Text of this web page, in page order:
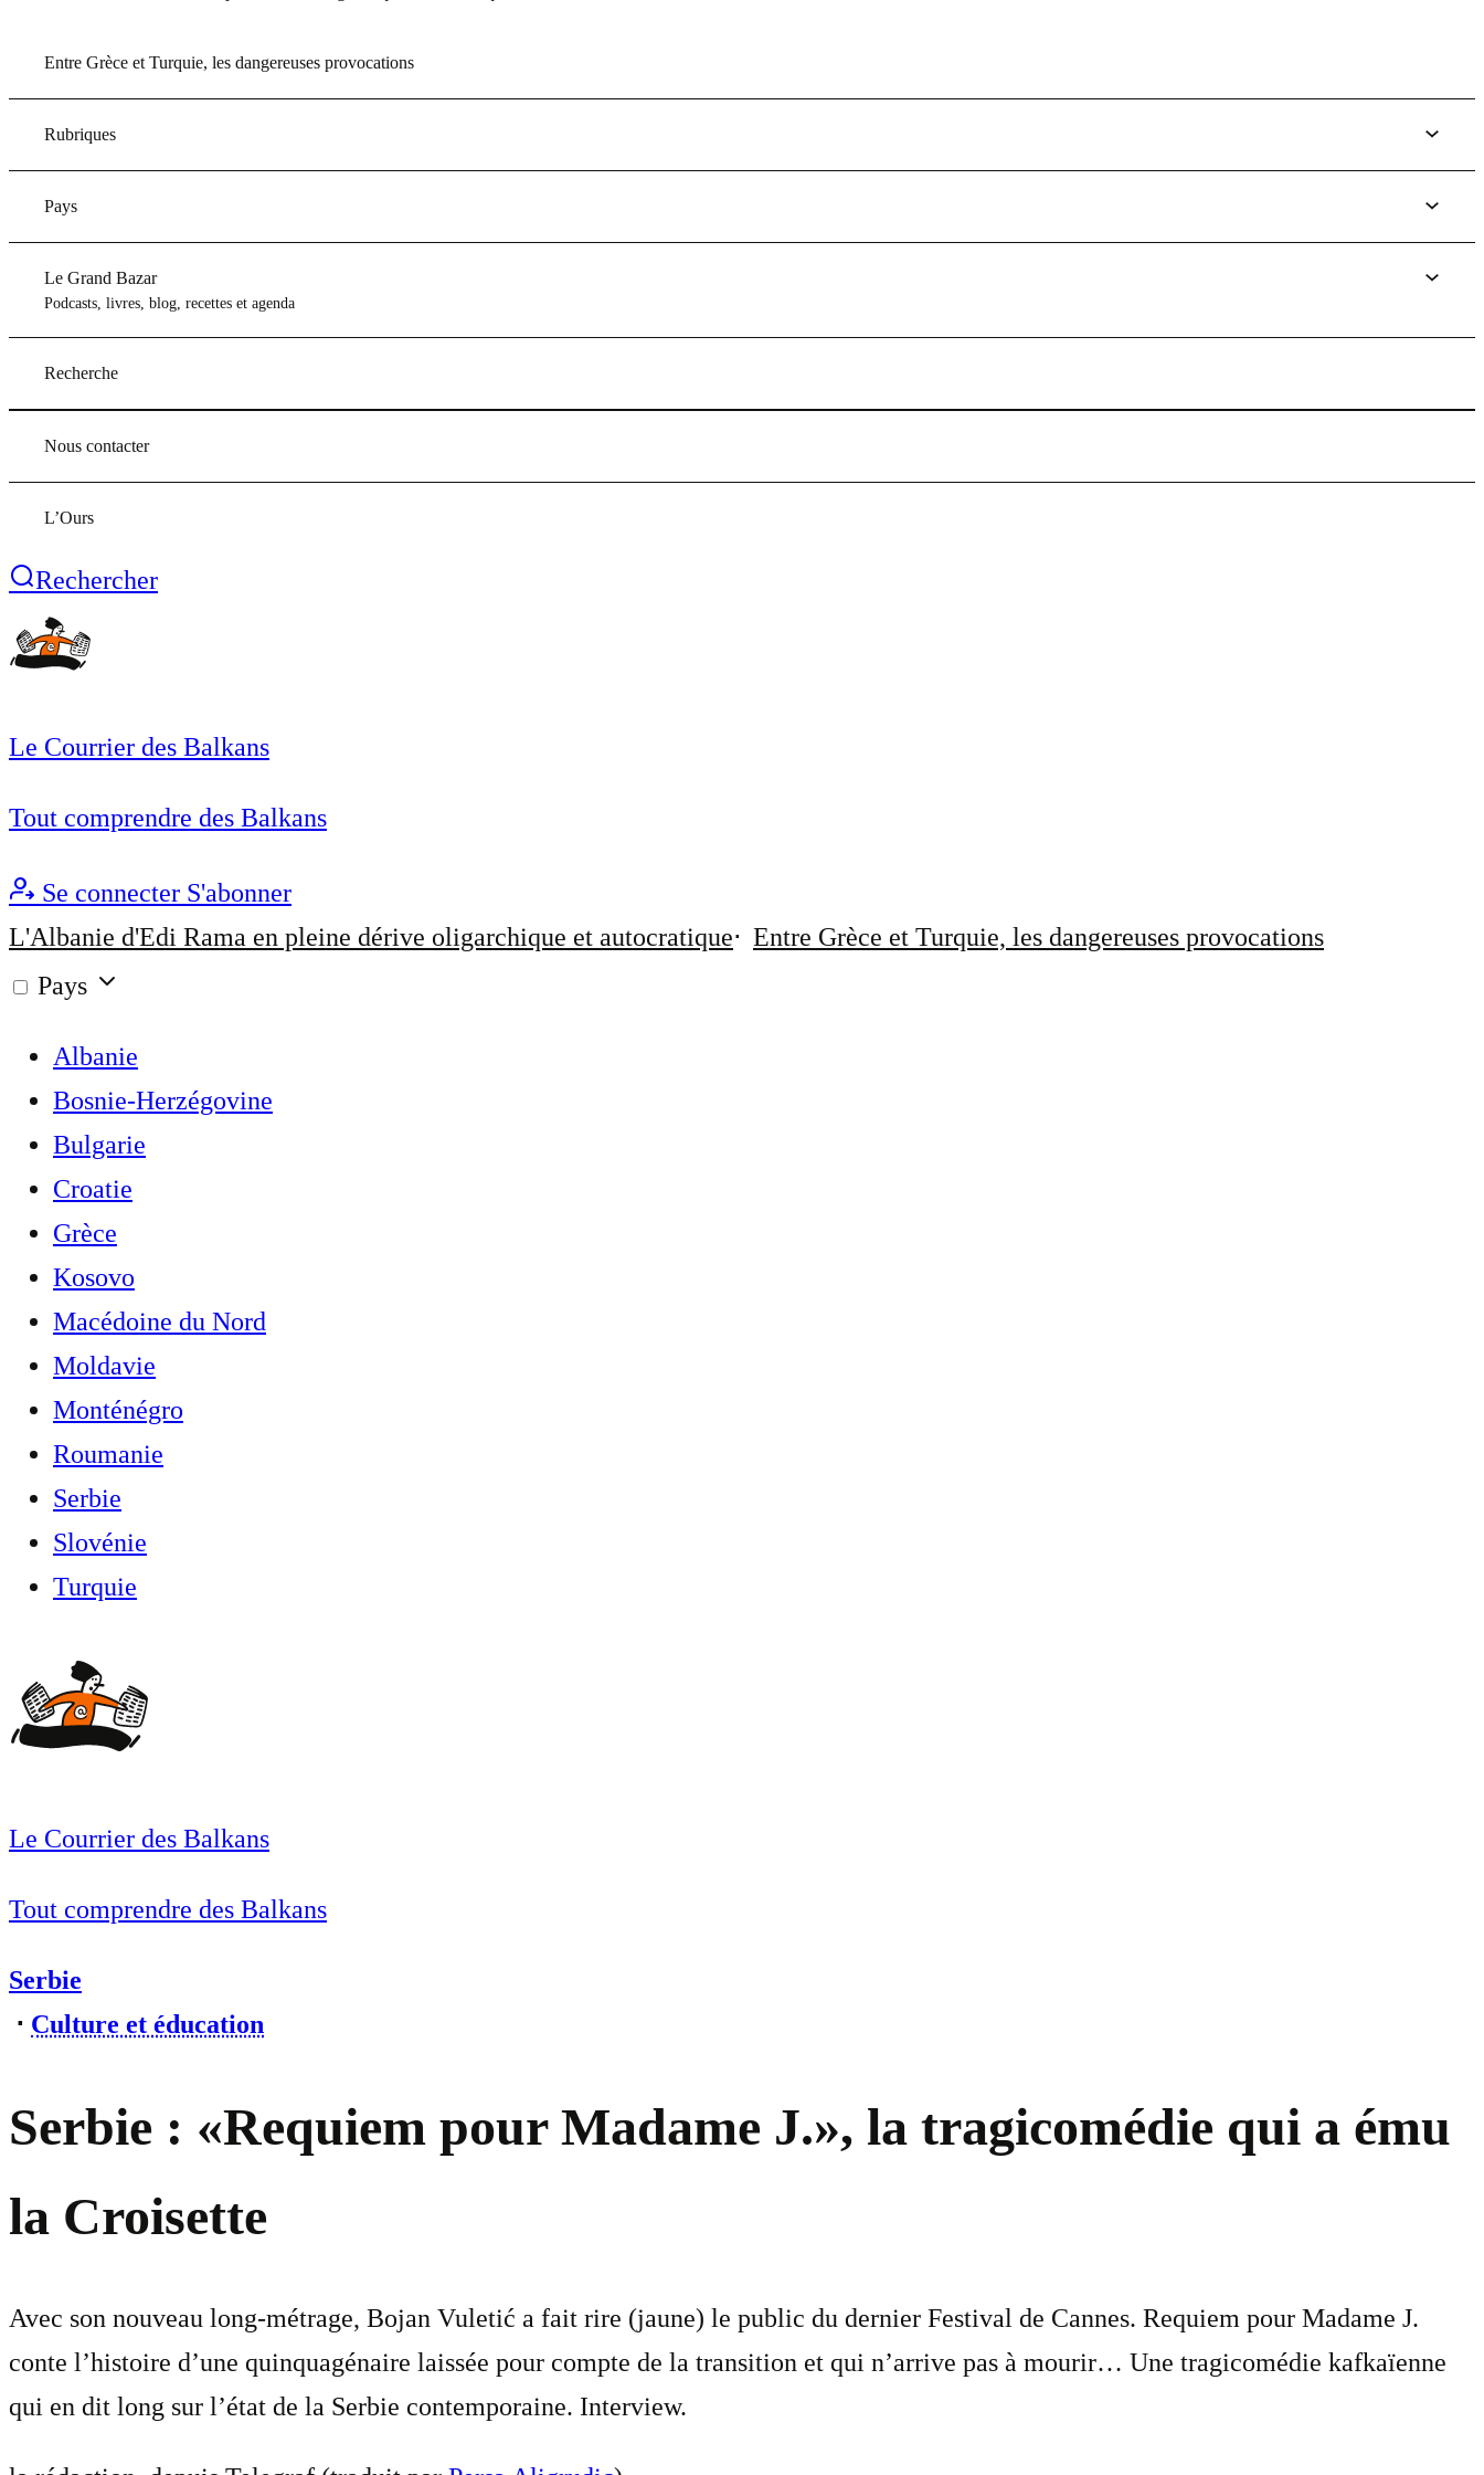
Entre Grèce et Turquie, les dangereuses provocations
Rubriques
Pays
Le Grand Bazar
Podcasts, livres, blog, recettes et agenda
Recherche
Nous contacter
L’Ours
Rechercher
Le Courrier des Balkans
Tout comprendre des Balkans
Se connecter S'abonner
L'Albanie d'Edi Rama en pleine dérive oligarchique et autocratique
Entre Grèce et Turquie, les dangereuses provocations
Pays
Albanie
Bosnie-Herzégovine
Bulgarie
Croatie
Grèce
Kosovo
Macédoine du Nord
Moldavie
Monténégro
Roumanie
Serbie
Slovénie
Turquie
Le Courrier des Balkans
Tout comprendre des Balkans
Serbie
⋅ Culture et éducation
Serbie : «Requiem pour Madame J.», la tragicomédie qui a ému
la Croisette
Avec son nouveau long-métrage, Bojan Vuletić a fait rire (jaune) le public du dernier Festival de Cannes. Requiem pour Madame J.
conte l’histoire d’une quinquagénaire laissée pour compte de la transition et qui n’arrive pas à mourir… Une tragicomédie kafkaïenne
qui en dit long sur l’état de la Serbie contemporaine. Interview.